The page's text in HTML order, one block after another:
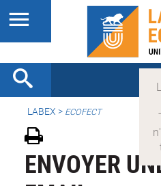
LABEX > ECOFECT
ENVOYER